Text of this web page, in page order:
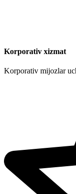
Korporativ xizmat
Korporativ mijozlar